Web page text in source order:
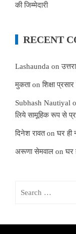
की जिम्मेदारी
RECENT
Lashaunda on
मुकताonशिक्षा
Subhash Nautiyal
लिये सामूहिक रूप से
दिनेश रावतonघर ही
अरूणा सेमवाल onघर